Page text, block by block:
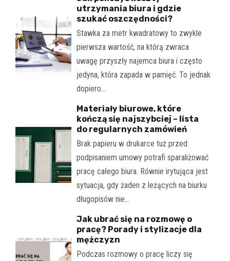
utrzymania biura i gdzie
szukać oszczędności?
Stawka za metr kwadratowy to zwykle
pierwsza wartość, na którą zwraca
uwagę przyszły najemca biura i często
jedyna, która zapada w pamięć. To jednak
dopiero…
Materiały biurowe, które
kończą się najszybciej – lista
do regularnych zamówień
Brak papieru w drukarce tuż przed
podpisaniem umowy potrafi sparaliżować
pracę całego biura. Równie irytująca jest
sytuacja, gdy żaden z leżących na biurku
długopisów nie…
Jak ubrać się na rozmowę o
pracę? Porady i stylizacje dla
mężczyzn
Podczas rozmowy o pracę liczy się